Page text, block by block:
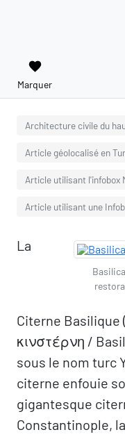
favorite
Marquer
Architecture civile du
Article géolocalisé en
Article utilisant l'infobox
Article utilisant une
La
Citerne Basilique
κινστέρνη /
sous le nom turc
citerne enfouie
gigantesque
Constantinople,